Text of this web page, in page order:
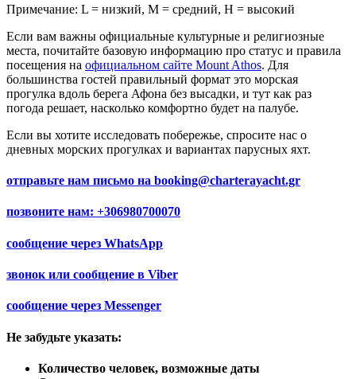
Примечание: L = низкий, M = средний, H = высокий
Если вам важны официальные культурные и религиозные
места, почитайте базовую информацию про статус и правила
посещения на официальном сайте Mount Athos. Для
большинства гостей правильный формат это морская
прогулка вдоль берега Афона без высадки, и тут как раз
погода решает, насколько комфортно будет на палубе.
Если вы хотите исследовать побережье, спросите нас о
дневных морских прогулках и вариантах парусных яхт.
отправьте нам письмо на booking@charterayacht.gr
позвоните нам: +306980700070
сообщение через WhatsApp
звонок или сообщение в Viber
сообщение через Messenger
Не забудьте указать:
Количество человек, возможные даты